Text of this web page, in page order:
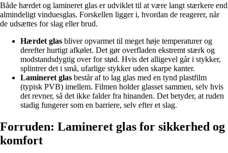
Både hærdet og lamineret glas er udviklet til at være langt stærkere end
almindeligt vinduesglas. Forskellen ligger i, hvordan de reagerer, når
de udsættes for slag eller brud.
Hærdet glas bliver opvarmet til meget høje temperaturer og
derefter hurtigt afkølet. Det gør overfladen ekstremt stærk og
modstandsdygtig over for stød. Hvis det alligevel går i stykker,
splintrer det i små, ufarlige stykker uden skarpe kanter.
Lamineret glas består af to lag glas med en tynd plastfilm
(typisk PVB) imellem. Filmen holder glasset sammen, selv hvis
det revner, så det ikke falder fra hinanden. Det betyder, at ruden
stadig fungerer som en barriere, selv efter et slag.
Forruden: Lamineret glas for sikkerhed og
komfort